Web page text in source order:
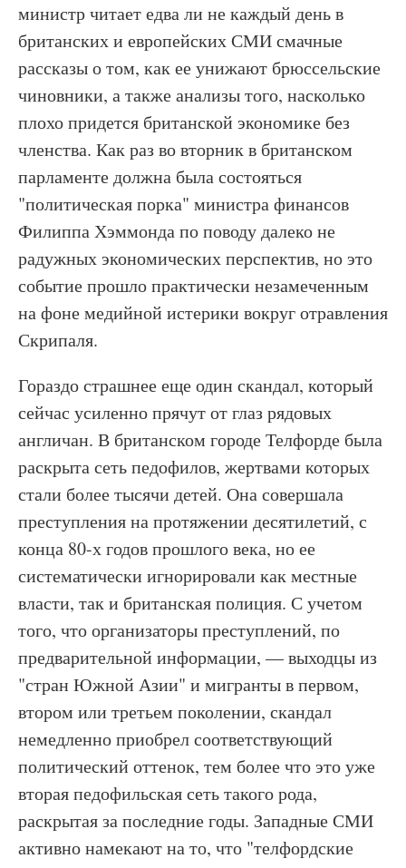
министр читает едва ли не каждый день в
британских и европейских СМИ смачные
рассказы о том, как ее унижают брюссельские
чиновники, а также анализы того, насколько
плохо придется британской экономике без
членства. Как раз во вторник в британском
парламенте должна была состояться
"политическая порка" министра финансов
Филиппа Хэммонда по поводу далеко не
радужных экономических перспектив, но это
событие прошло практически незамеченным
на фоне медийной истерики вокруг отравления
Скрипаля.
Гораздо страшнее еще один скандал, который
сейчас усиленно прячут от глаз рядовых
англичан. В британском городе Телфорде была
раскрыта сеть педофилов, жертвами которых
стали более тысячи детей. Она совершала
преступления на протяжении десятилетий, с
конца 80-х годов прошлого века, но ее
систематически игнорировали как местные
власти, так и британская полиция. С учетом
того, что организаторы преступлений, по
предварительной информации, — выходцы из
"стран Южной Азии" и мигранты в первом,
втором или третьем поколении, скандал
немедленно приобрел соответствующий
политический оттенок, тем более что это уже
вторая педофильская сеть такого рода,
раскрытая за последние годы. Западные СМИ
активно намекают на то, что "телфордские